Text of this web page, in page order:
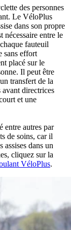
des personnes
Le VéloPlus
dans son propre
nécessaire entre le
fauteuil
sans effort
placé sur le
Il peut être
transfert de la
avant directrices
et une
entre autres par
de soins, car il
assises dans un
cliquez sur la
VéloPlus.